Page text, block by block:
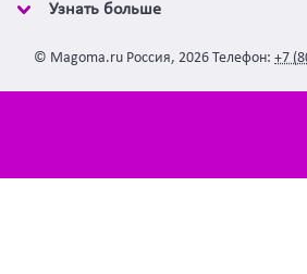
Узнать больше
© Magoma.ru Россия, 2026 Телефон: +7